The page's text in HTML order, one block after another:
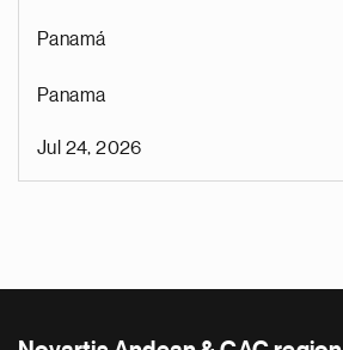
Panamá
Panama
Jul 24, 2026